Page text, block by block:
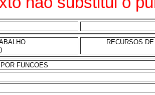
RECURSOS
FUNCOES